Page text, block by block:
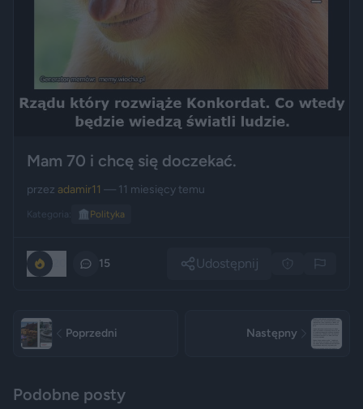
Mam 70 i chcę się doczekać.
przez adamir11 — 11 miesięcy temu
Kategoria: 🏛️ Polityka
15 Udostępnij
Poprzedni Następny
Podobne posty